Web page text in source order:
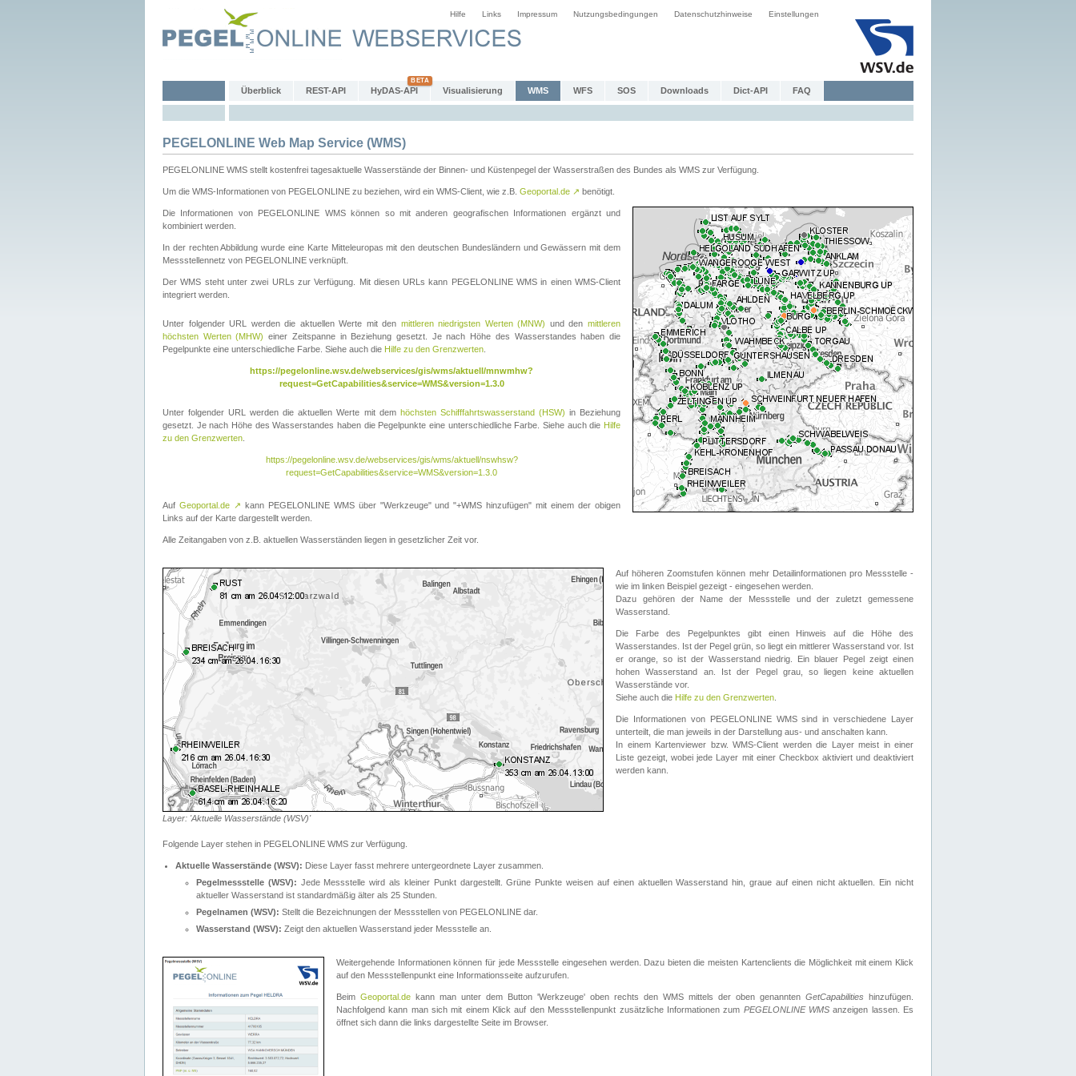
Hilfe Links Impressum Nutzungsbedingungen Datenschutzhinweise Einstellungen
Überblick REST-API HyDAS-API Visualisierung WMS WFS SOS Downloads Dict-API FAQ
PEGELONLINE Web Map Service (WMS)
PEGELONLINE WMS stellt kostenfrei tagesaktuelle Wasserstände der Binnen- und Küstenpegel der Wasserstraßen des Bundes als WMS zur Verfügung.
Um die WMS-Informationen von PEGELONLINE zu beziehen, wird ein WMS-Client, wie z.B. Geoportal.de ↗ benötigt.
Die Informationen von PEGELONLINE WMS können so mit anderen geografischen Informationen ergänzt und
kombiniert werden.
In der rechten Abbildung wurde eine Karte Mitteleuropas mit den deutschen Bundesländern und Gewässern mit dem
Messstellennetz von PEGELONLINE verknüpft.
Der WMS steht unter zwei URLs zur Verfügung. Mit diesen URLs kann PEGELONLINE WMS in einen WMS-Client
integriert werden.
Unter folgender URL werden die aktuellen Werte mit den mittleren niedrigsten Werten (MNW) und denmittleren
höchsten Werten (MHW) einer Zeitspanne in Beziehung gesetzt. Je nach Höhe des Wasserstandes haben die
Pegelpunkte eine unterschiedliche Farbe. Siehe auch die Hilfe zu den Grenzwerten
https://pegelonline.wsv.de/webservices/gis/wms/aktuell/mnwmhw?
request=GetCapabilities&service=WMS&version=1.3.0
Unter folgender URL werden die aktuellen Werte mit dem höchsten Schifffahrtswasserstand (HSW) in Beziehung
gesetzt. Je nach Höhe des Wasserstandes haben die Pegelpunkte eine unterschiedliche Farbe. Siehe auch die Hilfe
zu den Grenzwerten
https://pegelonline.wsv.de/webservices/gis/wms/aktuell/nswhsw?
request=GetCapabilities&service=WMS&version=1.3.0
Auf Geoportal.de ↗ kann PEGELONLINE WMS über "Werkzeuge" und "+WMS hinzufügen" mit einem der obigen
Links auf der Karte dargestellt werden.
Alle Zeitangaben von z.B. aktuellen Wasserständen liegen in gesetzlicher Zeit vor.
Layer: 'Aktuelle Wasserstände (WSV)'
Auf höheren Zoomstufen können mehr Detailinformationen pro Messstelle -
wie im linken Beispiel gezeigt - eingesehen werden.
Dazu gehören der Name der Messstelle und der zuletzt gemessene
Wasserstand.
Die Farbe des Pegelpunktes gibt einen Hinweis auf die Höhe des
Wasserstandes. Ist der Pegel grün, so liegt ein mittlerer Wasserstand vor. Ist
er orange, so ist der Wasserstand niedrig. Ein blauer Pegel zeigt einen
hohen Wasserstand an. Ist der Pegel grau, so liegen keine aktuellen
Wasserstände vor.
Siehe auch die Hilfe zu den Grenzwerten
Die Informationen von PEGELONLINE WMS sind in verschiedene Layer
unterteilt, die man jeweils in der Darstellung aus- und anschalten kann.
In einem Kartenviewer bzw. WMS-Client werden die Layer meist in einer
Liste gezeigt, wobei jede Layer mit einer Checkbox aktiviert und deaktiviert
werden kann.
Folgende Layer stehen in PEGELONLINE WMS zur Verfügung.
Aktuelle Wasserstände (WSV): Diese Layer fasst mehrere untergeordnete Layer zusammen.
Pegelmessstelle (WSV): Jede Messstelle wird als kleiner Punkt dargestellt. Grüne Punkte weisen auf einen aktuellen Wasserstand hin, graue auf einen nicht aktuellen. Ein nicht
aktueller Wasserstand ist standardmäßig älter als 25 Stunden.
Pegelnamen (WSV): Stellt die Bezeichnungen der Messstellen von PEGELONLINE dar.
Wasserstand (WSV): Zeigt den aktuellen Wasserstand jeder Messstelle an.
Weitergehende Informationen können für jede Messstelle eingesehen werden. Dazu bieten die meisten Kartenclients die Möglichkeit mit einem Klick
auf den Messstellenpunkt eine Informationsseite aufzurufen.
Beim Geoportal.de kann man unter dem Button 'Werkzeuge' oben rechts den WMS mittels der oben genannten GetCapabilities hinzufügen.
Nachfolgend kann man sich mit einem Klick auf den Messstellenpunkt zusätzliche Informationen zum PEGELONLINE WMSanzeigen lassen. Es
öffnet sich dann die links dargestellte Seite im Browser.